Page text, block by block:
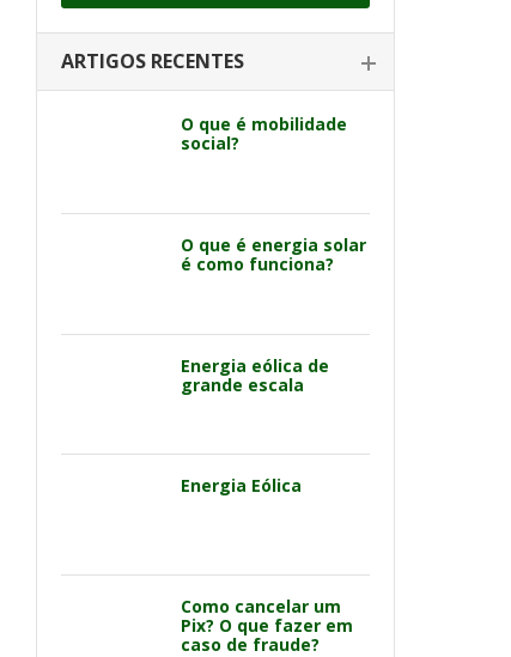
ARTIGOS RECENTES
O que é mobilidade
social?
O que é energia solar
é como funciona?
Energia eólica de
grande escala
Energia Eólica
Como cancelar um
Pix? O que fazer em
caso de fraude?